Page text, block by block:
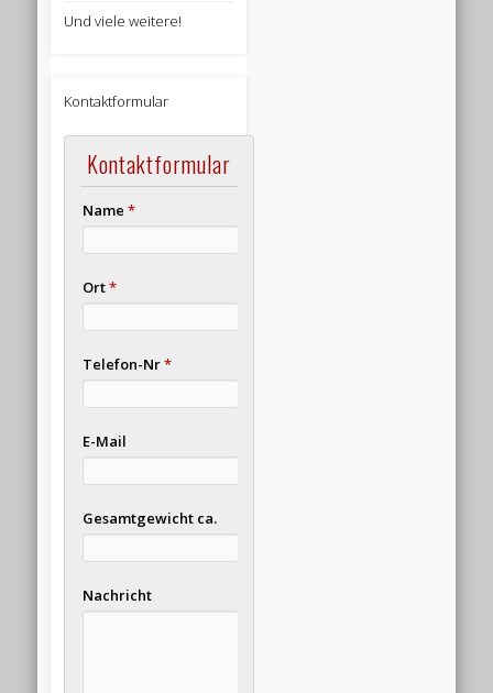
Und viele weitere!
Kontaktformular
Kontaktformular
Name *
Ort*
Telefon-Nr*
E-Mail
Gesamtgewicht ca.
Nachricht